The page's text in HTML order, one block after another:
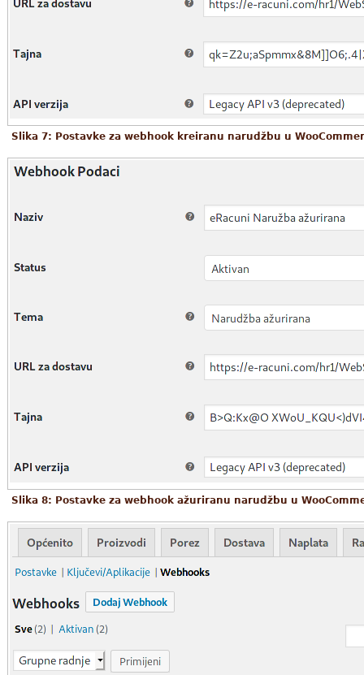
Slika 7: Postavke za webhook kreiranu narudžbu u
Slika 8: Postavke za webhook ažuriranu narudžbu u